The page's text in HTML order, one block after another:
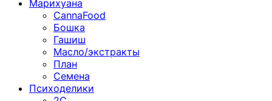
Марихуана
CannaFood
Бошка
Гашиш
Масло/экстракты
План
Семена
Психоделики